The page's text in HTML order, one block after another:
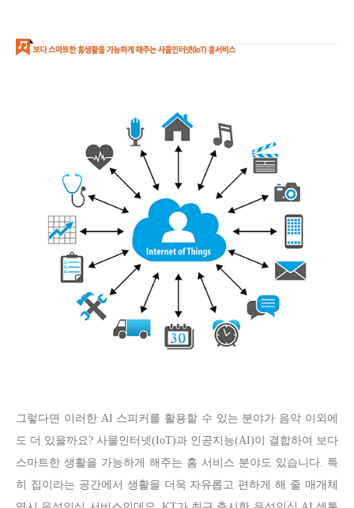
그렇다면 이러한 AI 스피커를 활용할 수 있는 분야가 음악 이외에
도 더 있을까요? 사물인터넷(IoT)과 인공지능(AI)이 결합하여 보다
스마트한 생활을 가능하게 해주는 홈 서비스 분야도 있습니다. 특
히 집이라는 공간에서 생활을 더욱 자유롭고 편하게 해 줄 매개체